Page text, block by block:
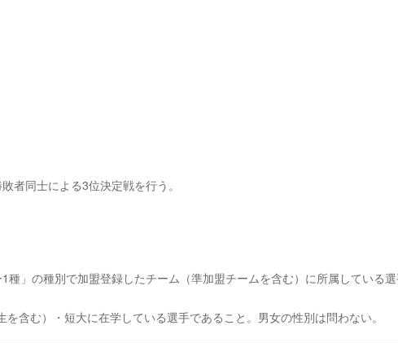
者同士による3位決定戦を行う。
」の種別で加盟登録したチーム（準加盟チームを含む）に所属している
含む）・短大に在学している選手であること。男女の性別は問わない。